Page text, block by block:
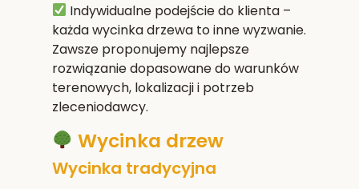
Indywidualne podejście do klienta–
każda wycinka drzewa to inne wyzwanie.
Zawsze proponujemy najlepsze
rozwiązanie dopasowane do warunków
terenowych, lokalizacji i potrzeb
zleceniodawcy.
Wycinka drzew
Wycinka tradycyjna